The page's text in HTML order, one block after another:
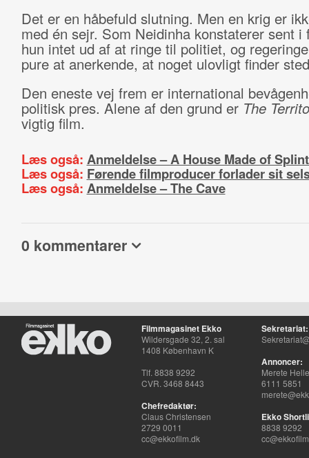
Det er en håbefuld slutning. Men en krig er
med én sejr. Som Neidinha konstaterer sent i
hun intet ud af at ringe til politiet, og
pure at anerkende, at noget ulovligt finder
Den eneste vej frem er international
politisk pres. Alene af den grund er The
vigtig film.
Læs også: Anmeldelse – A House Made of
Læs også: Førende filmproducer forlader sit
Læs også: Anmeldelse – The Cave
0 kommentarer
Filmmagasinet Ekko
Wildersgade 32, 2. sal
1408 København K
Tlf. 8838 9292
CVR. 3468 8443
Chefredaktør:
Claus Christensen
2729 0011
cc@ekkofilm.dk
Sekretariat:
Annoncer:
Merete
6111 5851
Ekko
8838 9292